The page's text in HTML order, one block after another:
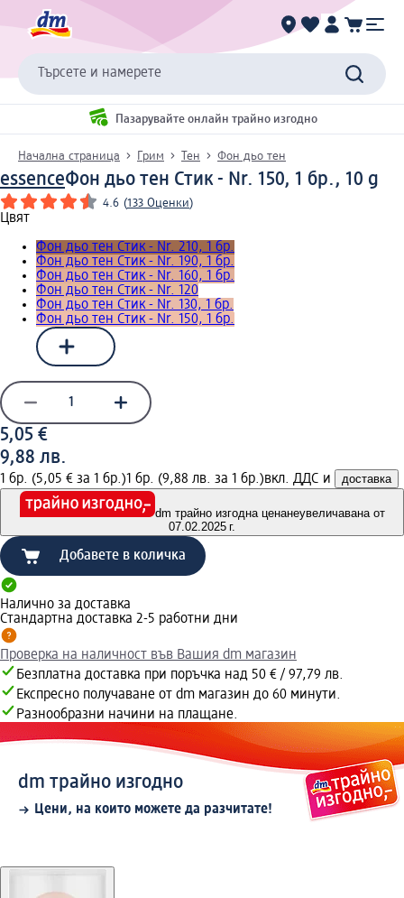
Търсете и намерете
Пазарувайте онлайн трайно изгодно
Начална страница Грим Тен Фон дьо тен
essenceФон дьо тен Стик - Nr. 150, 1 бр., 10 g
4.6 (133 Оценки)
Цвят
Фон дьо тен Стик - Nr. 210, 1 бр.
Фон дьо тен Стик - Nr. 190, 1 бр.
Фон дьо тен Стик - Nr. 160, 1 бр.
Фон дьо тен Стик - Nr. 120
Фон дьо тен Стик - Nr. 130, 1 бр.
Фон дьо тен Стик - Nr. 150, 1 бр.
5,05 €
9,88 лв.
1 бр. (5,05 € за 1 бр.)1 бр. (9,88 лв. за 1 бр.)вкл. ДДС и доставка
dm трайно изгодна ценанеувеличавана от
07.02.2025 г.
Добавете в количка
Налично за доставка
Стандартна доставка 2-5 работни дни
Проверка на наличност във Вашия dm магазин
Безплатна доставка при поръчка над 50 € / 97,79 лв.
Експресно получаване от dm магазин до 60 минути.
Разнообразни начини на плащане.
dm трайно изгодно
Цени, на които можете да разчитате!